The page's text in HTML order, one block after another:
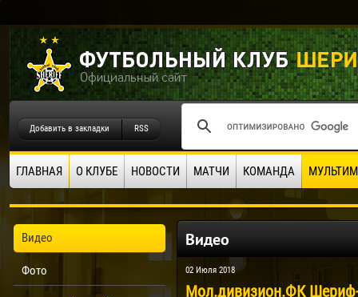
Добавить в закладки RSS
ГЛАВНАЯ О КЛУБЕ НОВОСТИ МАТЧИ КОМАНДА
Видео
Фото
Видео
02 Июля 2018
Мол.дивизион.ФК